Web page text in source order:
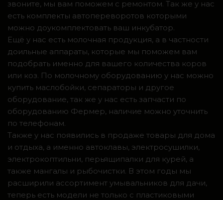
звоните, мы вам поможем с ремонтом. Так же у нас
есть комплекты автопереворотов которыми
можно доукомплектовать ваш инкубатор.
Ещё у нас есть молочная продукция, а в частности
доильные аппараты, которые мы поможем вам
подобрать именно для вашего количества коров
или коз. По молочному оборудованию у нас можно
купить маслобойки, сепараторы и другое
оборудование, так же у нас есть запчасти по
оборудованию Фермер, наличие можно уточнить
по телефонам.
Также у нас появились в продаже товары для дома
и отдыха, а именно автоклавы, электросушилки,
электрокоптильни, перьящипалки для курей, а
также мангалы и рыбочистки. В этом годы мы
расширили ассортимент умывальников для дачи,
теперь есть модели не только с пластиковыми